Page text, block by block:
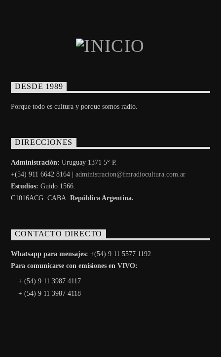
DESDE 1989
Porque todo es cultura y porque somos radio.
DIRECCIONES
Administración: Uruguay 1371 5° P.
+(54) 911 6642 8164 |administracion@fmradiocultura.com.ar
Estudios: Guido 1566.
C1016ACG . CABA.República Argentina.
CONTACTO DIRECTO
Whatsapp para mensajes: +(54) 9 11 5577 1192
Para comunicarse con emisiones en VIVO:
+ (54) 9 11 3987 4117
+ (54) 9 11 3987 4118